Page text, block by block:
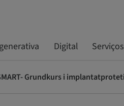
Digital Serviços